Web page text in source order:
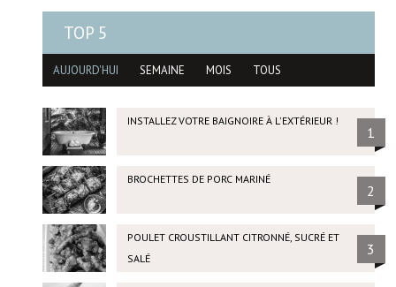
TOP 5
AUJOURD'HUI SEMAINE MOIS TOUS
INSTALLEZ VOTRE BAIGNOIRE À L'EXTÉRIEUR !
1
BROCHETTES DE PORC MARINÉ
2
POULET CROUSTILLANT CITRONNÉ, SUCRÉ ET
SALÉ
3